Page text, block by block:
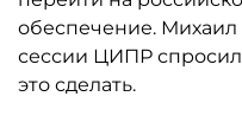
обеспечение.
сессии ЦИПР
это сделать.